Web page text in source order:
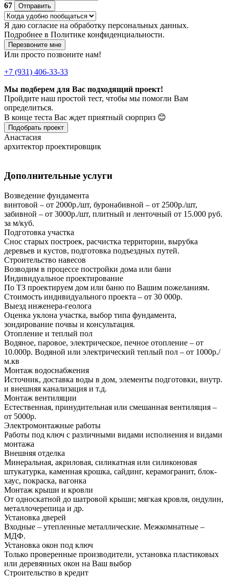
67
Отправить
Я даю согласие на обработку персональных данных.
Подробнее в Политике конфиденциальности.
Перезвоните мне
Или просто позвоните нам!
+7 (931) 406-33-33
Мы подберем для Вас подходящий проект!
Пройдите наш простой тест, чтобы мы помогли Вам
определиться.
В конце теста Вас ждет приятный сюрприз 😊
Подобрать проект
Анастасия
архитектор проектировщик
Дополнительные услуги
Возведение фундамента
винтовой – от 2000р./шт, буронабивной – от 2500р./шт,
забивной – от 3000р./шт, плитный и ленточный от 15.000 руб.
за м/куб.
Подготовка участка
Снос старых построек, расчистка территории, вырубка
деревьев и кустов, подготовка подъездных путей.
Строительство навесов
Возводим в процессе постройки дома или бани
Индивидуальное проектирование
По ТЗ проектируем дом или баню по Вашим пожеланиям.
Стоимость индивидуального проекта – от 30 000р.
Выезд инженера-геолога
Оценка уклона участка, выбор типа фундамента,
зондирование почвы и консультация.
Отопление и теплый пол
Водяное, паровое, электрическое, печное отопление – от
10.000р. Водяной или электрический теплый пол – от 1000р./
м.кв
Монтаж водоснабжения
Источник, доставка воды в дом, элементы подготовки, внутр.
и внешняя канализация и т.д.
Монтаж вентиляции
Естественная, принудительная или смешанная вентиляция –
от 5000р.
Электромонтажные работы
Работы под ключ с различными видами исполнения и видами
монтажа
Внешняя отделка
Минеральная, акриловая, силикатная или силиконовая
штукатурка, каменная крошка, сайдинг, керамогранит, блок-
хаус, покраска, вагонка
Монтаж крыши и кровли
От односкатной до шатровой крыши; мягкая кровля, ондулин,
металлочерепица и др.
Установка дверей
Входные – утепленные металлические. Межкомнатные –
МДФ.
Установка окон под ключ
Только проверенные производители, установка пластиковых
или деревянных окон на Ваш выбор
Строительство в кредит